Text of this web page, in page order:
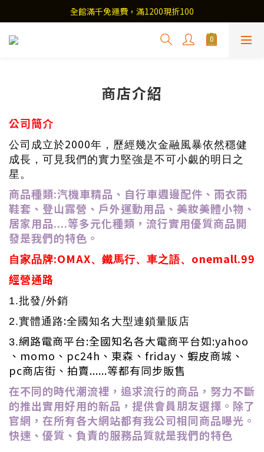
全館滿千免運費，滿1200現折100
商店介紹
公司簡介
公司成立於2000年，歷經幾次金融風暴依然穩健
成長，可見我們的實力堅強是不可小覷的明日之
星。
商品種類:汽機車精品、自行車週邊配件、雨衣雨
鞋套、登山露營、戶外運動用品、美妝美體小物、
居家用品....等多元化種類，流行實用優質商品開
發是我們的特色。
自家品牌:OMAX、鐵馬行、車之語、 onemall.99
經營通路
1.批發/外銷
2.實體通路:全國知名大型連鎖量販店
3.網路電商平台:全國知名各大電商平台如:yahoo
、 momo 、 pc24h 、東森、 friday 、蝦皮商城、
pc商店街、拍賣......等都有同步販售
在不同的時代潮流裡，追求流行的商品，努力不斷
的推出實用好用的新品，提供會員朋友選擇。除了
官網，在所有各大網站都有我公司相同商品曝光。
快速、優質、負責的服務品質就是我們的特色